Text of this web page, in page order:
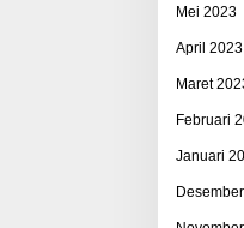
Mei 2023
April 2023
Maret
Februari
Januari